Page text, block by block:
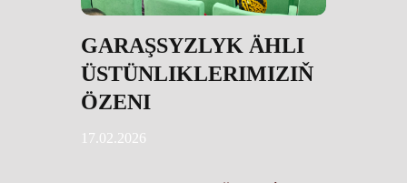
GARAŞSYZLYK ÄHLI
ÜSTÜNLIKLERIMIZIŇ
ÖZENI
17.02.2026